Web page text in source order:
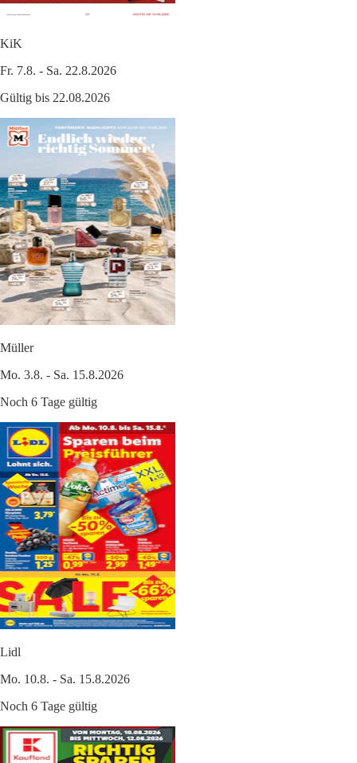
KiK
Fr. 7.8. - Sa. 22.8.2026
Gültig bis 22.08.2026
Müller
Mo. 3.8. - Sa. 15.8.2026
Noch 6 Tage gültig
Lidl
Mo. 10.8. - Sa. 15.8.2026
Noch 6 Tage gültig